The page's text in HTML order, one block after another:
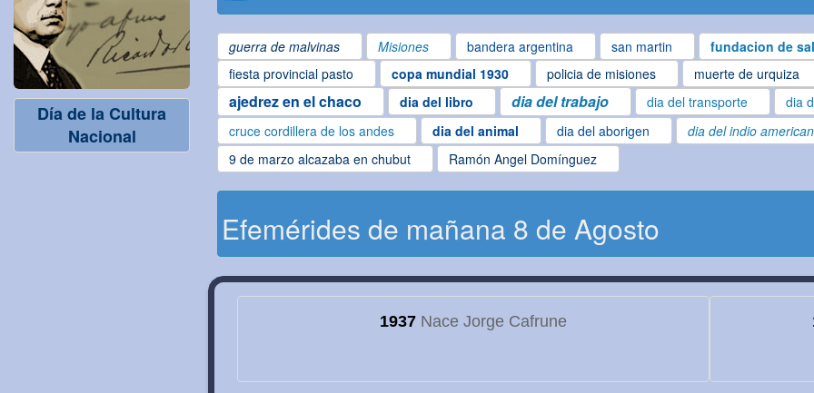
Día de la Cultura
Nacional
guerra de malvinas Misiones bandera argentina san martin fundacion de
fiesta provincial pasto
copa mundial 1930 policia de misiones muerte de urquiza
ajedrez en el chaco dia del libro dia del trabajo dia del transporte dia
cruce cordillera de los andes
dia del animal dia del aborigen dia del indio
9 de marzo alcazaba en chubut Ramón Angel Domínguez
Efemérides de mañana 8 de Agosto
1937Nace Jorge Cafrune